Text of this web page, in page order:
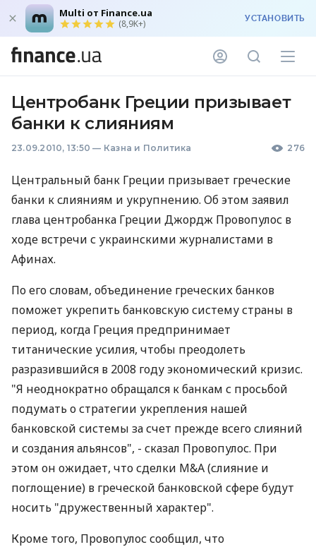
Multi от Finance.ua
(8,9K+) УСТАНОВИТЬ
Центробанк Греции призывает
банки к слияниям
23.09.2010, 13:50 — Казна и Политика 276
Центральный банк Греции призывает греческие
банки к слияниям и укрупнению. Об этом заявил
глава центробанка Греции Джордж Провопулос в
ходе встречи с украинскими журналистами в
Афинах.
По его словам, объединение греческих банков
поможет укрепить банковскую систему страны в
период, когда Греция предпринимает
титанические усилия, чтобы преодолеть
разразившийся в 2008 году экономический кризис.
"Я неоднократно обращался к банкам с просьбой
подумать о стратегии укрепления нашей
банковской системы за счет прежде всего слияний
и создания альянсов", - сказал Провопулос. При
этом он ожидает, что сделки M&A (слияние и
поглощение) в греческой банковской сфере будут
носить "дружественный характер".
Кроме того, Провопулос сообщил, что